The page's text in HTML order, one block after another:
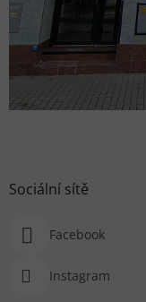
Sociální sítě
Facebook
Instagram